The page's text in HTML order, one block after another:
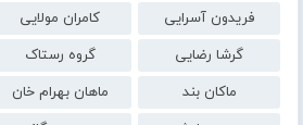
فریدون آسرایی
کامران مولایی
گرشا رضایی
گروه رستاک
ماکان بند
ماهان بهرام خان